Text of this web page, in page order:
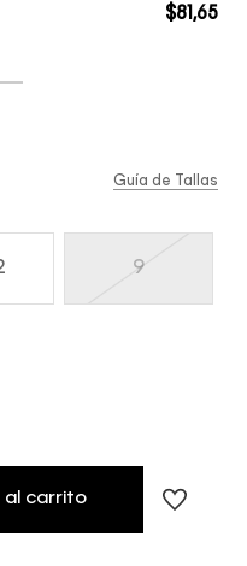
$81 ,65
9
Guía de Tallas
al carrito